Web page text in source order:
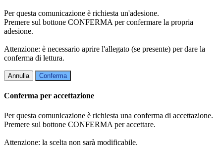
Per questa comunicazione è richiesta un'adesione.
Premere sul bottone CONFERMA per confermare la propria
adesione.
Attenzione: è necessario aprire l'allegato (se presente) per dare la
conferma di lettura.
Annulla Conferma
Conferma per accettazione
Per questa comunicazione è richiesta una conferma di accettazione.
Premere sul bottone CONFERMA per accettare.
Attenzione: la scelta non sarà modificabile.